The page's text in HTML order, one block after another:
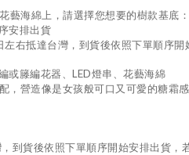
海綿上，請選擇您想要的樹款基底
安排出貨
左右抵達台灣，到貨後依照下單順序
或籐編花器、 LED燈串、花藝海綿
，營造像是女孩般可口又可愛的糖霜
到貨後依照下單順序開始安排出貨，